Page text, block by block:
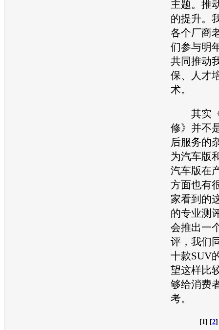
主题。推
的提升。
各个厂商
们参与明
共同推动
保、人才
术。
其实《
修》并不
后服务的
为汽车版
汽车版在
方面也有
家看到的
的专业测
会推出一
评，我们
十款SUV
望这样比
够给消费
考。
[1] [2